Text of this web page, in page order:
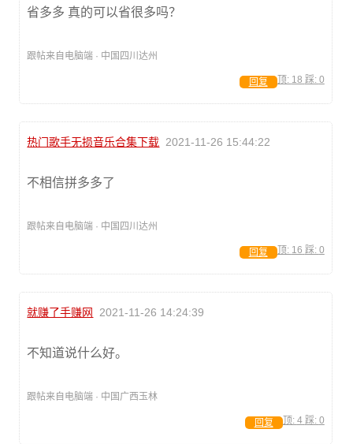
省多多 真的可以省很多吗？
跟帖来自电脑端 · 中国四川达州
顶: 18 踩: 0
回复
热门歌手无损音乐合集下载 2021-11-26 15:44:22
不相信拼多多了
跟帖来自电脑端 · 中国四川达州
顶: 16 踩: 0
回复
就赚了手赚网 2021-11-26 14:24:39
不知道说什么好。
跟帖来自电脑端 · 中国广西玉林
顶: 4 踩: 0
回复